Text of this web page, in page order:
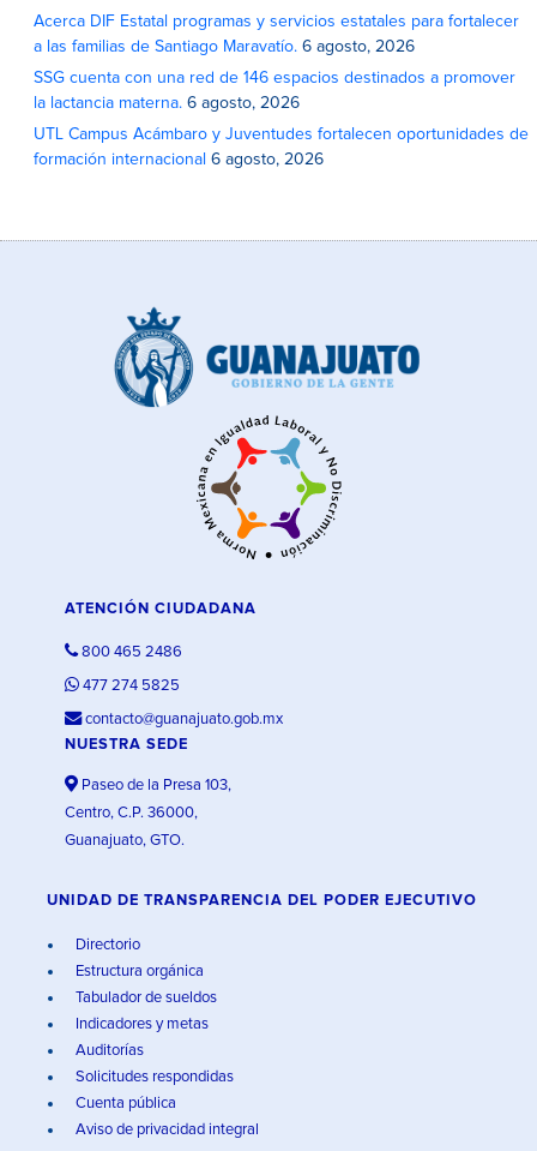
Acerca DIF Estatal programas y servicios estatales para fortalecer
a las familias de Santiago Maravatío. 6 agosto, 2026
SSG cuenta con una red de 146 espacios destinados a promover
la lactancia materna. 6 agosto, 2026
UTL Campus Acámbaro y Juventudes fortalecen oportunidades de
formación internacional 6 agosto, 2026
ATENCIÓN CIUDADANA
800 465 2486
477 274 5825
contacto@guanajuato.gob.mx
NUESTRA SEDE
Paseo de la Presa 103,
Centro, C.P. 36000,
Guanajuato, GTO.
UNIDAD DE TRANSPARENCIA DEL PODER EJECUTIVO
Directorio
Estructura orgánica
Tabulador de sueldos
Indicadores y metas
Auditorías
Solicitudes respondidas
Cuenta pública
Aviso de privacidad integral